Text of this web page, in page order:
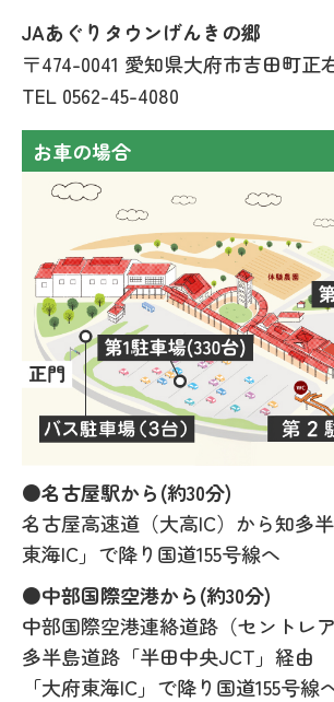
JAあぐりタウンげんきの郷
〒474-0041 愛知県大府市吉田町正
TEL 0562-45-4080
お車の場合
●名古屋駅から(約30分)
名古屋高速道（大高IC）から知多
東海IC」で降り国道155号線へ
●中部国際空港から(約30分)
中部国際空港連絡道路（セントレ
多半島道路「半田中央JCT」経由
「大府東海IC」で降り国道155号線